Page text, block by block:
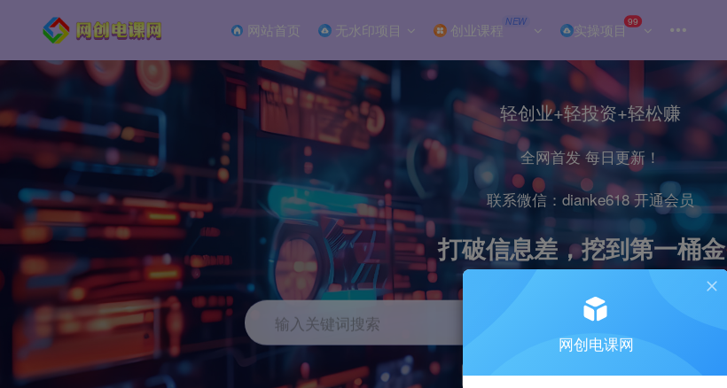
网站首页 无水印项目 创业课程 NEW 实操项目99
轻创业+轻投资+轻松赚
全网首发 每日更新！
联系微信：dianke618 开通会员
打破信息差，挖到第一桶金
输入关键词搜索
引流 抖音 小红书 直播 剪辑 电商
网创电课网